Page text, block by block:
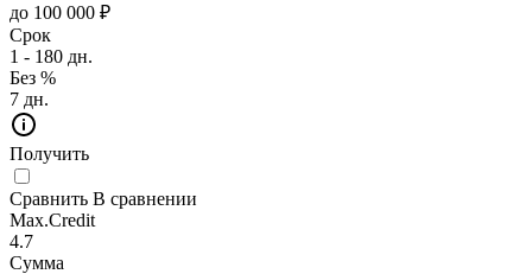
до 100 000 ₽
Срок
1 - 180 дн.
Без %
7 дн.
Получить
Сравнить В сравнении
Max.Credit
4.7
Сумма